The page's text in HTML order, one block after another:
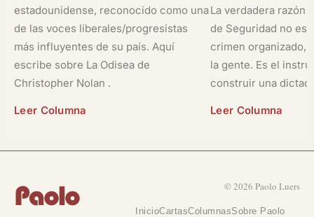
estadounidense, reconocido como una
de las voces liberales/progresistas
más influyentes de su país. Aquí
escribe sobre La Odisea de
Christopher Nolan .
Leer Columna
La verdadera razón
de Seguridad no es
crimen organizado,
la gente. Es el
construir una
Leer Columna
© 2026 Paolo Luers
InicioCartasColumnasSobre Paolo